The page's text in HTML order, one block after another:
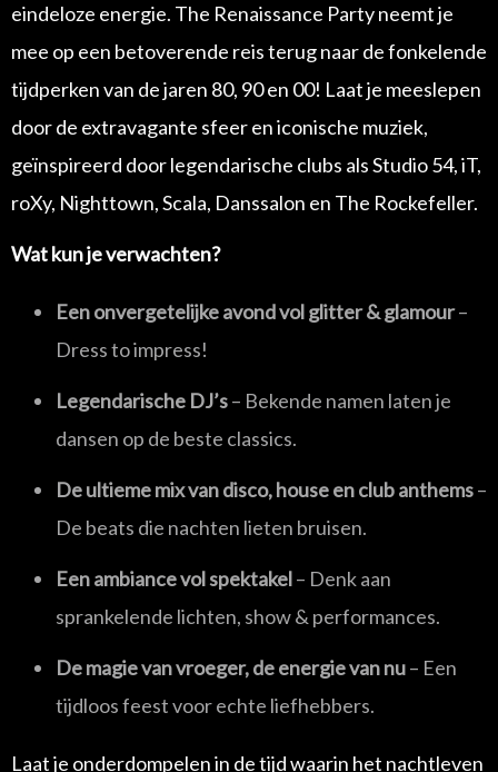
eindeloze energie. The Renaissance Party neemt je
mee op een betoverende reis terug naar de fonkelende
tijdperken van de jaren 80, 90 en 00! Laat je meeslepen
door de extravagante sfeer en iconische muziek,
geïnspireerd door legendarische clubs als Studio 54, iT,
roXy, Nighttown, Scala, Danssalon en The Rockefeller.
Wat kun je verwachten?
Een onvergetelijke avond vol glitter & glamour–
Dress to impress!
Legendarische DJ’s– Bekende namen laten je
dansen op de beste classics.
De ultieme mix van disco, house en club anthems–
De beats die nachten lieten bruisen.
Een ambiance vol spektakel– Denk aan
sprankelende lichten, show & performances.
De magie van vroeger, de energie van nu– Een
tijdloos feest voor echte liefhebbers.
Laat je onderdompelen in de tijd waarin het nachtleven